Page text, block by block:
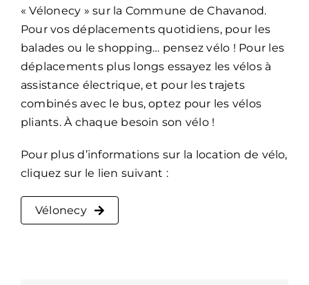
« Vélonecy » sur la Commune de Chavanod.
Pour vos déplacements quotidiens, pour les
balades ou le shopping… pensez vélo ! Pour les
déplacements plus longs essayez les vélos à
assistance électrique, et pour les trajets
combinés avec le bus, optez pour les vélos
pliants. À chaque besoin son vélo !
Pour plus d’informations sur la location de vélo,
cliquez sur le lien suivant :
Vélonecy